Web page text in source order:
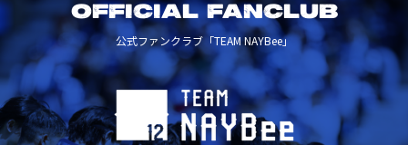
OFFICIAL FANCLUB
公式ファンクラブ「TEAM NAYBee」